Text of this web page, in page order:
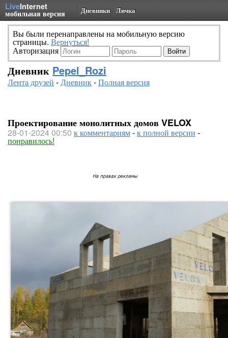
LiveInternet
мобильная версия Дневники Личка
Вы были перенаправлены на мобильную версию
страницы. Вернуться!
Авторизация
Дневник Pepel_Rozi
Лента друзей -Дневник-Полная версия
Проектирование монолитных домов VELOX
28-01-2024 00:50 к комментариям-к полной версии -
понравилось!